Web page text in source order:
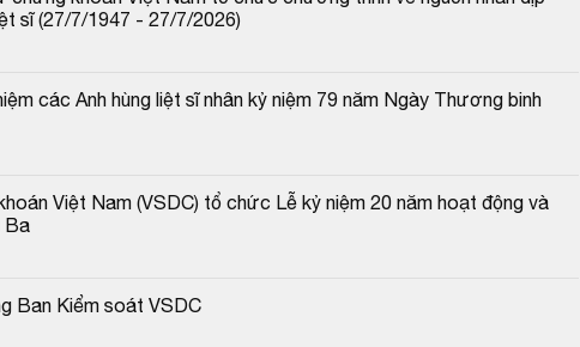
sĩ (27/7/1947 - 27/7/2026)
các Anh hùng liệt sĩ nhân kỷ niệm 79 năm Ngày Thương binh
Việt Nam (VSDC) tổ chức Lễ kỷ niệm 20 năm hoạt động và
Ba
Ban Kiểm soát VSDC